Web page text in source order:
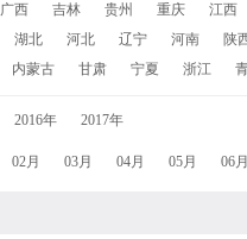
广西 吉林 贵州 重庆
江西
湖北 河北 辽宁 河南
陕
内蒙古 甘肃 宁夏 浙江
2016年 2017年
02月 03月 04月 05月 06